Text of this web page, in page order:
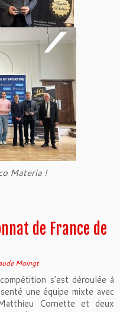
Materia !
de France de
Moingt
s’est déroulée à
une équipe mixte avec
Cornette et deux